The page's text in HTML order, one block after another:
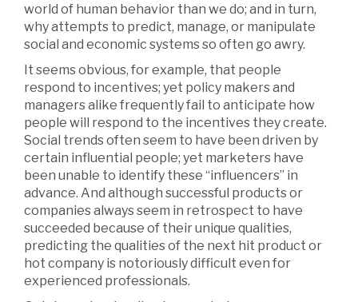
world of human behavior than we do; and in turn,
why attempts to predict, manage, or manipulate
social and economic systems so often go awry.
It seems obvious, for example, that people
respond to incentives; yet policy makers and
managers alike frequently fail to anticipate how
people will respond to the incentives they create.
Social trends often seem to have been driven by
certain influential people; yet marketers have
been unable to identify these “influencers” in
advance. And although successful products or
companies always seem in retrospect to have
succeeded because of their unique qualities,
predicting the qualities of the next hit product or
hot company is notoriously difficult even for
experienced professionals.